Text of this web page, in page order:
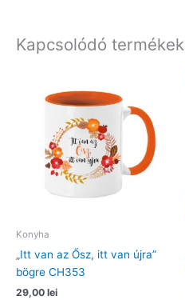
Kapcsolódó termékek
Konyha
„Itt van az Ősz, itt van újra”
bögre CH353
29,00 lei